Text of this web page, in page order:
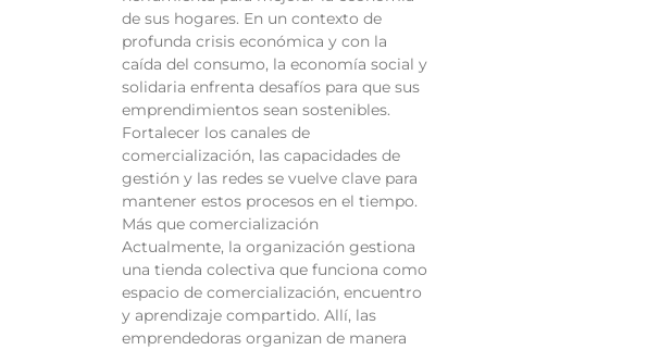
de sus hogares. En un contexto de
profunda crisis económica y con la
caída del consumo, la economía social y
solidaria enfrenta desafíos para que sus
emprendimientos sean sostenibles.
Fortalecer los canales de
comercialización, las capacidades de
gestión y las redes se vuelve clave para
mantener estos procesos en el tiempo.
Más que comercialización
Actualmente, la organización gestiona
una tienda colectiva que funciona como
espacio de comercialización, encuentro
y aprendizaje compartido. Allí, las
emprendedoras organizan de manera